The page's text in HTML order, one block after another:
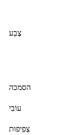
צֶבַע
הסמכה
עוֹבִי
צְפִיפוּת